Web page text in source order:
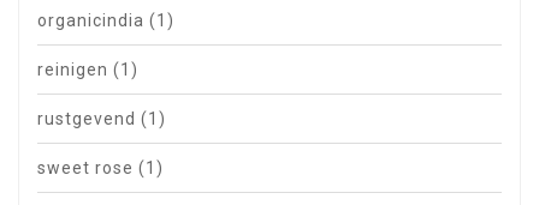
organicindia (1)
reinigen (1)
rustgevend (1)
sweet rose (1)